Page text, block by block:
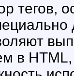
тегов,
в